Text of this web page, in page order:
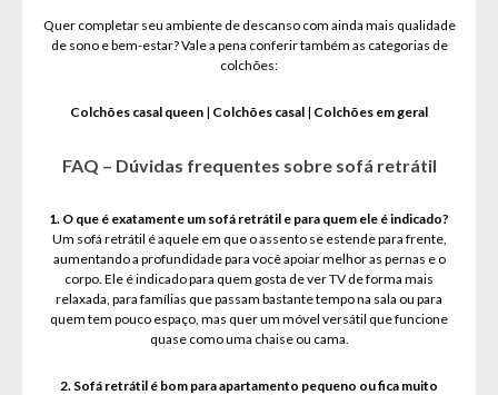
Quer completar seu ambiente de descanso com ainda mais qualidade
de sono e bem-estar? Vale a pena conferir também as categorias de
colchões:
Colchões casal queen | Colchões casal | Colchões em geral
FAQ – Dúvidas frequentes sobre sofá retrátil
1. O que é exatamente um sofá retrátil e para quem ele é indicado?
Um sofá retrátil é aquele em que o assento se estende para frente,
aumentando a profundidade para você apoiar melhor as pernas e o
corpo. Ele é indicado para quem gosta de ver TV de forma mais
relaxada, para famílias que passam bastante tempo na sala ou para
quem tem pouco espaço, mas quer um móvel versátil que funcione
quase como uma chaise ou cama.
2. Sofá retrátil é bom para apartamento pequeno ou fica muito